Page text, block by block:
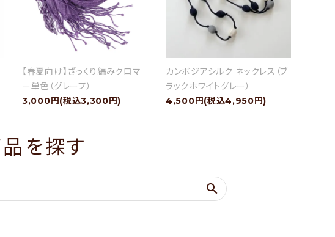
【春夏向け】ざっくり編みクロマ
ー単色（グレープ）
3,000円(税込3,300円)
カンボジアシルク ネックレス（ブ
ラックホワイトグレー）
4,500円(税込4,950円)
を探す
search